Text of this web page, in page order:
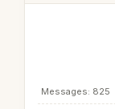
Messages: 825